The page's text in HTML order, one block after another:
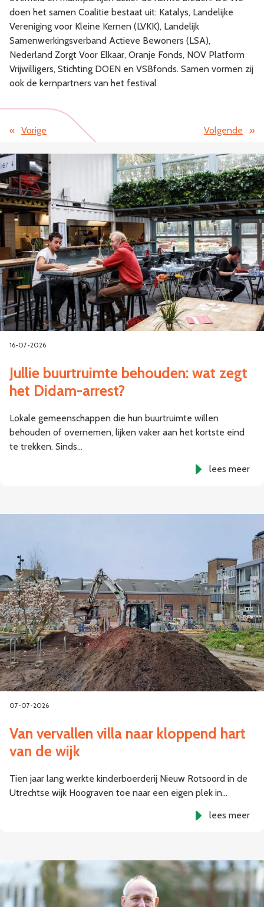
doen het samen Coalitie bestaat uit: Katalys, Landelijke
Vereniging voor Kleine Kernen (LVKK), Landelijk
Samenwerkingsverband Actieve Bewoners (LSA),
Nederland Zorgt Voor Elkaar, Oranje Fonds, NOV Platform
Vrijwilligers, Stichting DOEN en VSBfonds. Samen vormen zij
ook de kernpartners van het festival
« Vorige Volgende »
16-07-2026
Jullie buurtruimte behouden: wat zegt
het Didam-arrest?
Lokale gemeenschappen die hun buurtruimte willen
behouden of overnemen, lijken vaker aan het kortste eind
te trekken. Sinds…
lees meer
07-07-2026
Van vervallen villa naar kloppend hart
van de wijk
Tien jaar lang werkte kinderboerderij Nieuw Rotsoord in de
Utrechtse wijk Hoograven toe naar een eigen plek in…
lees meer